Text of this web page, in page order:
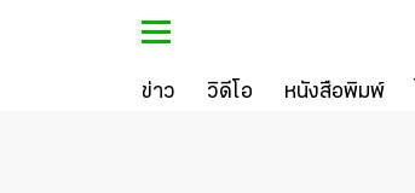
ข่าว วิดีโอ หนังสือพิมพ์